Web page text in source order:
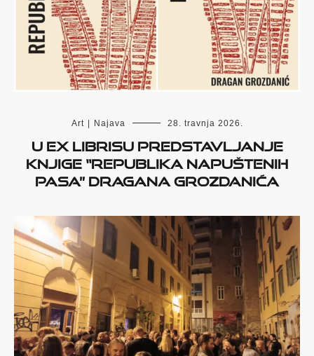
Art Najava 28. travnja 2026.
U Ex librisu predstavljanje
knjige “Republika napuštenih
pasa” Dragana Grozdanića